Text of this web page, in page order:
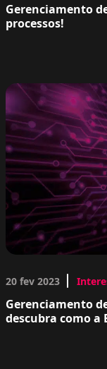
Gerenciamento
processos!
20 fev 2023
Gerenciamento
descubra como a